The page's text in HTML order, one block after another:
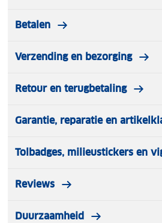
Betalen
Verzending en bezorging
Retour en terugbetaling
Garantie, reparatie en
Tolbadges, milieustickers en
Reviews
Duurzaamheid